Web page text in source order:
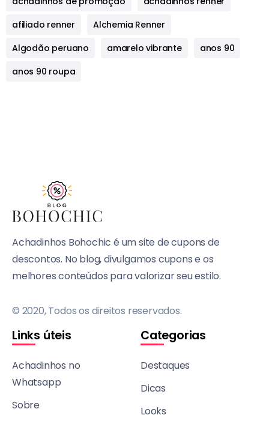
afiliado renner
Alchemia Renner
Algodão peruano
amarelo vibrante
anos 90
anos 90 roupa
Achadinhos Bohochic é um site de cupons de
descontos. No blog, divulgamos cupons e os
melhores conteúdos para valorizar seu estilo.
© 2020, Todos os direitos reservados.
Links úteis
Achadinhos no
Whatsapp
Sobre
Categorias
Destaques
Dicas
Looks